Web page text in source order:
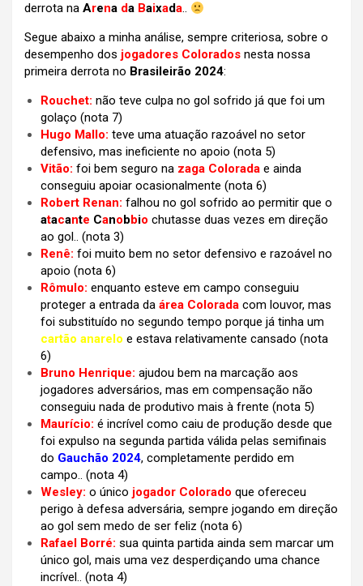
derrota na Arena da Baixada..
Segue abaixo a minha análise, sempre criteriosa, sobre o
desempenho dos jogadores Colorados nesta nossa
primeira derrota no Brasileirão 2024:
Rouchet: não teve culpa no gol sofrido já que foi um
golaço (nota 7)
Hugo Mallo: teve uma atuação razoável no setor
defensivo, mas ineficiente no apoio (nota 5)
Vitão: foi bem seguro na zaga Colorada e ainda
conseguiu apoiar ocasionalmente (nota 6)
Robert Renan: falhou no gol sofrido ao permitir que o
atacante Canobbio chutasse duas vezes em direção
ao gol.. (nota 3)
Renê: foi muito bem no setor defensivo e razoável no
apoio (nota 6)
Rômulo: enquanto esteve em campo conseguiu
proteger a entrada da área Colorada com louvor, mas
foi substituído no segundo tempo porque já tinha um
cartão anarelo e estava relativamente cansado (nota
6)
Bruno Henrique: ajudou bem na marcação aos
jogadores adversários, mas em compensação não
conseguiu nada de produtivo mais à frente (nota 5)
Maurício: é incrível como caiu de produção desde que
foi expulso na segunda partida válida pelas semifinais
do Gauchão 2024, completamente perdido em
campo.. (nota 4)
Wesley: o único jogador Colorado que ofereceu
perigo à defesa adversária, sempre jogando em direção
ao gol sem medo de ser feliz (nota 6)
Rafael Borré: sua quinta partida ainda sem marcar um
único gol, mais uma vez desperdiçando uma chance
incrível.. (nota 4)